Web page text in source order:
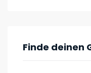
Finde deinen